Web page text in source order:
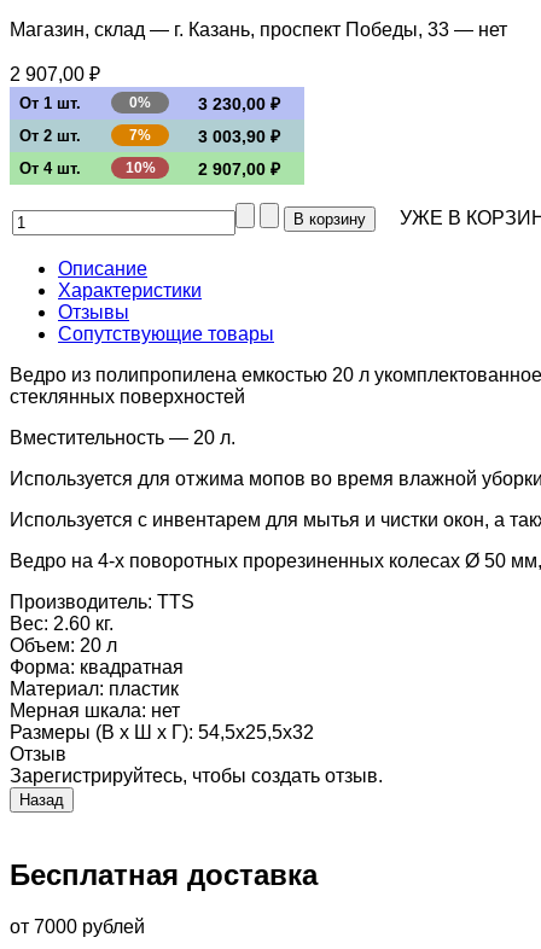
Магазин, склад — г. Казань, проспект Победы, 33 — нет
2 907,00 ₽
От 1 шт. 0% 3 230,00 ₽
От 2 шт. 7% 3 003,90 ₽
От 4 шт. 10% 2 907,00 ₽
УЖЕ В
Описание
Характеристики
Отзывы
Сопутствующие товары
Ведро из полипропилена емкостью 20 л
стеклянных поверхностей
Вместительность — 20 л.
Используется для отжима мопов во время влажной
Используется с инвентарем для мытья и чистки окон, а
Ведро на 4-х поворотных прорезиненных колесах Ø 50
Производитель: TTS
Вес: 2.60 кг.
Объем: 20 л
Форма: квадратная
Материал: пластик
Мерная шкала: нет
Размеры (В х Ш х Г): 54,5х25,5х32
Отзыв
Зарегистрируйтесь, чтобы создать отзыв.
Бесплатная доставка
от 7000 рублей